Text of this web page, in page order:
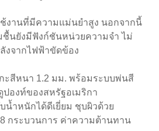
งานที่มีความแม่นยำสูง นอกจากนี้
นยังมีฟังก์ชันหน่วยความจำ ไม่
งจากไฟฟ้าขัดข้อง
กะสีหนา 1.2 มม. พร้อมระบบพ่นสี
องท์ของสหรัฐอเมริกา
น้ำหนักได้ดีเยี่ยม ชุบผิวด้วย
กระบวนการ ค่าความต้านทาน